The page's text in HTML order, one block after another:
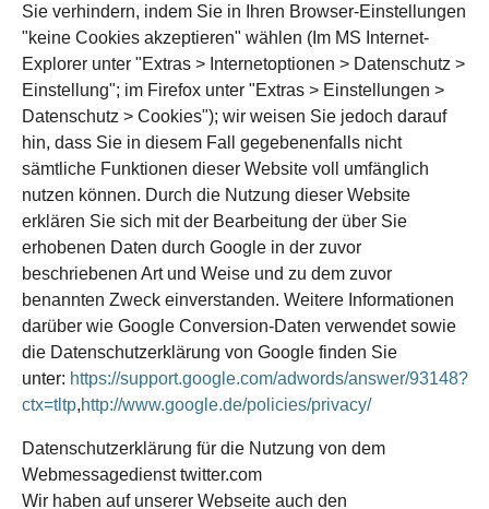
Sie verhindern, indem Sie in Ihren Browser-Einstellungen
"keine Cookies akzeptieren" wählen (Im MS Internet-
Explorer unter "Extras > Internetoptionen > Datenschutz >
Einstellung"; im Firefox unter "Extras > Einstellungen >
Datenschutz > Cookies"); wir weisen Sie jedoch darauf
hin, dass Sie in diesem Fall gegebenenfalls nicht
sämtliche Funktionen dieser Website voll umfänglich
nutzen können. Durch die Nutzung dieser Website
erklären Sie sich mit der Bearbeitung der über Sie
erhobenen Daten durch Google in der zuvor
beschriebenen Art und Weise und zu dem zuvor
benannten Zweck einverstanden. Weitere Informationen
darüber wie Google Conversion-Daten verwendet sowie
die Datenschutzerklärung von Google finden Sie
unter: https://support.google.com/adwords/answer/93148?
ctx=tltp,http://www.google.de/policies/privacy/
Datenschutzerklärung für die Nutzung von dem
Webmessagedienst twitter.com
Wir haben auf unserer Webseite auch den